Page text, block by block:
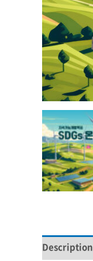
Description